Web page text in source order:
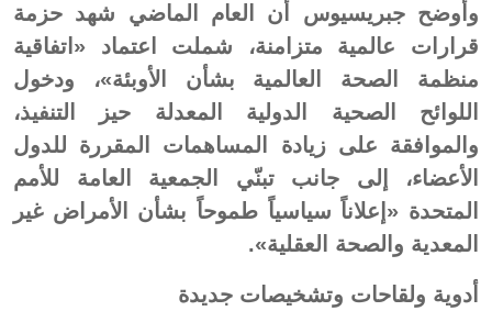
وأوضح جبريسيوس أن العام الماضي شهد حزمة
قرارات عالمية متزامنة، شملت اعتماد «اتفاقية
منظمة الصحة العالمية بشأن الأوبئة»، ودخول
اللوائح الصحية الدولية المعدلة حيز التنفيذ،
والموافقة على زيادة المساهمات المقررة للدول
الأعضاء، إلى جانب تبنّي الجمعية العامة للأمم
المتحدة «إعلاناً سياسياً طموحاً بشأن الأمراض غير
المعدية والصحة العقلية».
أدوية ولقاحات وتشخيصات جديدة